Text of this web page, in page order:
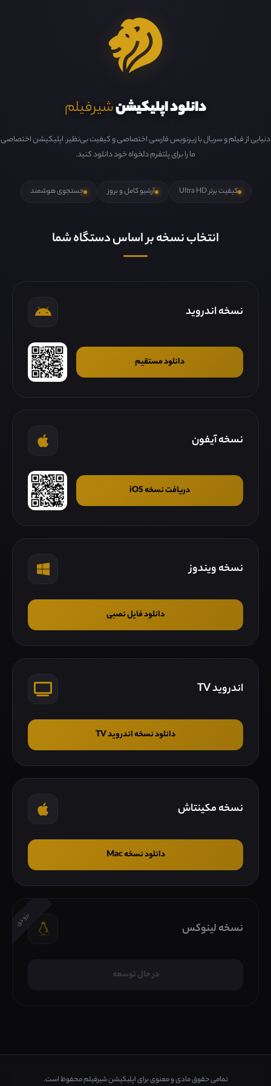
دانلود اپلیکیشنشیرفیلم
دنیایی از فیلم و سریال با زیرنویس فارسی اختصاصی و کیفیت بی‌نظیر. اپلیکیشن اختصاصی
ما را برای پلتفرم دلخواه خود دانلود کنید.
کیفیت برتر Ultra HD آرشیو کامل و بروز جستجوی هوشمند
انتخاب نسخه بر اساس دستگاه شما
نسخه اندروید
دانلود مستقیم
نسخه آیفون
دریافت نسخه iOS
نسخه ویندوز
دانلود فایل نصبی
اندروید TV
دانلود نسخه اندروید TV
نسخه مکینتاش
دانلود نسخه Mac
بزودی
نسخه لینوکس
در حال توسعه
تمامی حقوق مادی و معنوی برای اپلیکیشن شیرفیلم محفوظ است.